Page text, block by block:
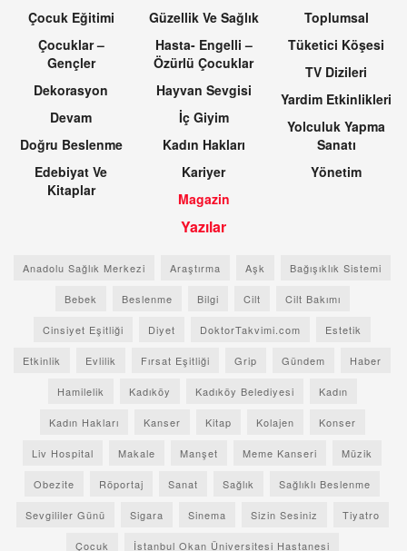
Çocuk Eğitimi
Çocuklar –
Gençler
Dekorasyon
Devam
Doğru Beslenme
Edebiyat Ve
Kitaplar
Güzellik Ve Sağlık
Hasta- Engelli –
Özürlü Çocuklar
Hayvan Sevgisi
İç Giyim
Kadın Hakları
Kariyer
Magazin
Toplumsal
Tüketici Köşesi
TV Dizileri
Yardim Etkinlikleri
Yolculuk Yapma
Sanatı
Yönetim
Yazılar
Anadolu Sağlık Merkezi Araştırma Aşk Bağışıklık Sistemi
Bebek Beslenme Bilgi Cilt Cilt Bakımı
Cinsiyet Eşitliği Diyet DoktorTakvimi.com Estetik
Etkinlik Evlilik Fırsat Eşitliği Grip Gündem Haber
Hamilelik Kadıköy Kadıköy Belediyesi Kadın
Kadın Hakları Kanser Kitap Kolajen Konser
Liv Hospital Makale Manşet Meme Kanseri Müzik
Obezite Röportaj Sanat Sağlık Sağlıklı Beslenme
Sevgililer Günü Sigara Sinema Sizin Sesiniz Tiyatro
Çocuk İstanbul Okan Üniversitesi Hastanesi